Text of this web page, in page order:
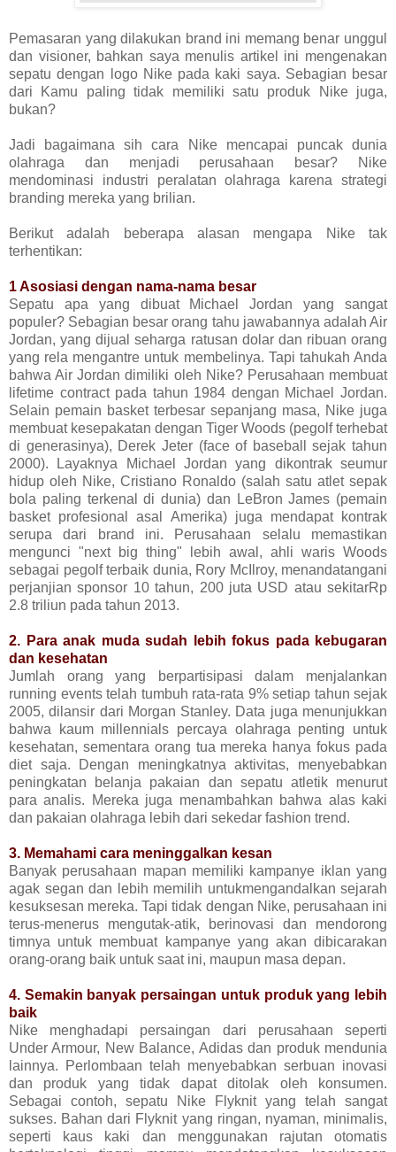
Pemasaran yang dilakukan brand ini memang benar unggul
dan visioner, bahkan saya menulis artikel ini mengenakan
sepatu dengan logo Nike pada kaki saya. Sebagian besar
dari Kamu paling tidak memiliki satu produk Nike juga,
bukan?
Jadi bagaimana sih cara Nike mencapai puncak dunia
olahraga dan menjadi perusahaan besar? Nike
mendominasi industri peralatan olahraga karena strategi
branding mereka yang brilian.
Berikut adalah beberapa alasan mengapa Nike tak
terhentikan:
1 Asosiasi dengan nama-nama besar
Sepatu apa yang dibuat Michael Jordan yang sangat
populer? Sebagian besar orang tahu jawabannya adalah Air
Jordan, yang dijual seharga ratusan dolar dan ribuan orang
yang rela mengantre untuk membelinya. Tapi tahukah Anda
bahwa Air Jordan dimiliki oleh Nike? Perusahaan membuat
lifetime contract pada tahun 1984 dengan Michael Jordan.
Selain pemain basket terbesar sepanjang masa, Nike juga
membuat kesepakatan dengan Tiger Woods (pegolf terhebat
di generasinya), Derek Jeter (face of baseball sejak tahun
2000). Layaknya Michael Jordan yang dikontrak seumur
hidup oleh Nike, Cristiano Ronaldo (salah satu atlet sepak
bola paling terkenal di dunia) dan LeBron James (pemain
basket profesional asal Amerika) juga mendapat kontrak
serupa dari brand ini. Perusahaan selalu memastikan
mengunci "next big thing" lebih awal, ahli waris Woods
sebagai pegolf terbaik dunia, Rory McIlroy, menandatangani
perjanjian sponsor 10 tahun, 200 juta USD atau sekitarRp
2.8 triliun pada tahun 2013.
2. Para anak muda sudah lebih fokus pada kebugaran
dan kesehatan
Jumlah orang yang berpartisipasi dalam menjalankan
running events telah tumbuh rata-rata 9% setiap tahun sejak
2005, dilansir dari Morgan Stanley. Data juga menunjukkan
bahwa kaum millennials percaya olahraga penting untuk
kesehatan, sementara orang tua mereka hanya fokus pada
diet saja. Dengan meningkatnya aktivitas, menyebabkan
peningkatan belanja pakaian dan sepatu atletik menurut
para analis. Mereka juga menambahkan bahwa alas kaki
dan pakaian olahraga lebih dari sekedar fashion trend.
3. Memahami cara meninggalkan kesan
Banyak perusahaan mapan memiliki kampanye iklan yang
agak segan dan lebih memilih untukmengandalkan sejarah
kesuksesan mereka. Tapi tidak dengan Nike, perusahaan ini
terus-menerus mengutak-atik, berinovasi dan mendorong
timnya untuk membuat kampanye yang akan dibicarakan
orang-orang baik untuk saat ini, maupun masa depan.
4. Semakin banyak persaingan untuk produk yang lebih
baik
Nike menghadapi persaingan dari perusahaan seperti
Under Armour, New Balance, Adidas dan produk mendunia
lainnya. Perlombaan telah menyebabkan serbuan inovasi
dan produk yang tidak dapat ditolak oleh konsumen.
Sebagai contoh, sepatu Nike Flyknit yang telah sangat
sukses. Bahan dari Flyknit yang ringan, nyaman, minimalis,
seperti kaus kaki dan menggunakan rajutan otomatis